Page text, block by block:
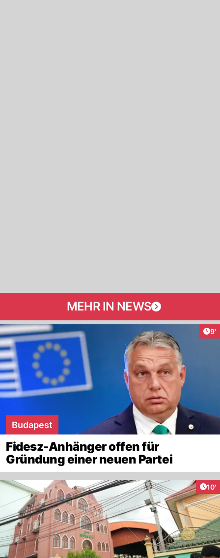
MEHR IN NEWS
9'
Budapest
Fidesz-Anhänger offen für
Gründung einer neuen Partei
10'